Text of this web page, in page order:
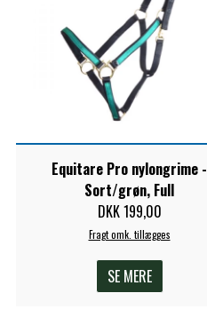
Equitare Pro nylongrime -
Sort/grøn, Full
DKK 199,00
Fragt omk. tillægges
SE MERE